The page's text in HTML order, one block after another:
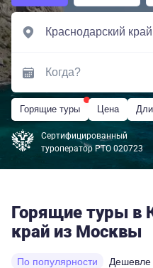
Горящие туры Цена
Сертифицированный
туроператор РТО 020723
Горящие туры в
край из Москвы
По популярности Дешевле